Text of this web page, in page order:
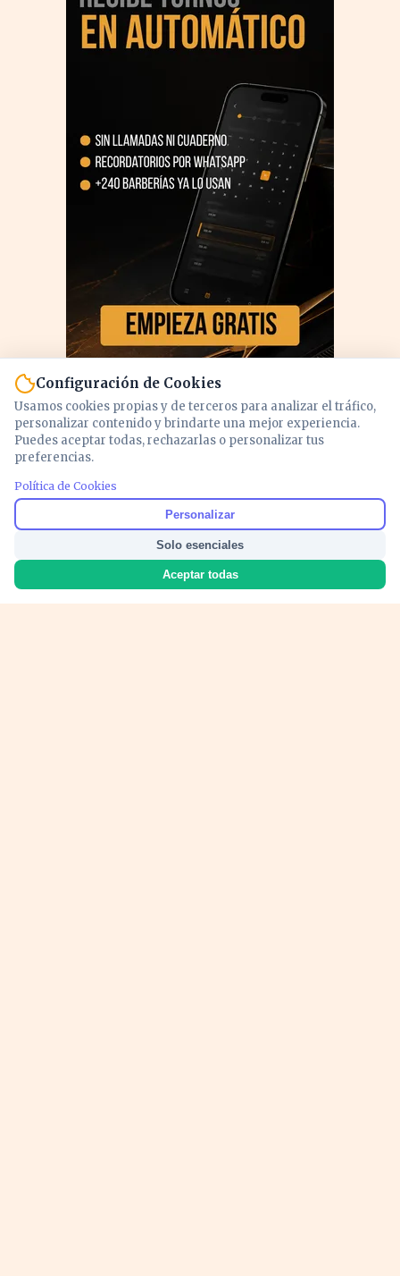
Configuración de Cookies
Usamos cookies propias y de terceros para analizar el tráfico,
personalizar contenido y brindarte una mejor experiencia.
Puedes aceptar todas, rechazarlas o personalizar tus
preferencias.
Política de Cookies
Personalizar
Solo esenciales
Aceptar todas